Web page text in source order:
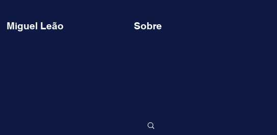
Miguel Leão Sobre